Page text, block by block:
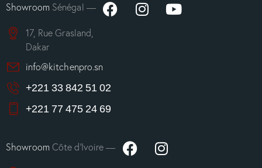
ShowroomSénégal —
17, Rue Grasland,
Dakar
info@kitchenpro.sn
+221 33 842 51 02
+221 77 475 24 69
ShowroomCôte d’Ivoire —